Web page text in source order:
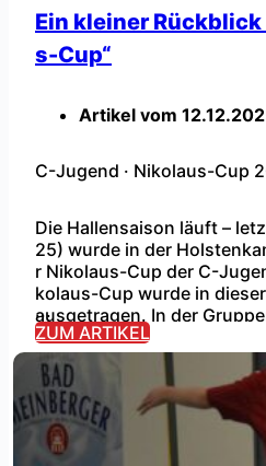
Ein kleiner
s-Cup“
Artikel vom
C-Jugend · Nikolaus-Cup
Die Hallensaison läuft –
25) wurde in der
r Nikolaus-Cup der C-
kolaus-Cup wurde in
ausgetragen. In der
Mannschaften, zum Teil
unterteilt in zwei Gruppen
ndrunde. In der Endrunde
Spielen, […]
...
ZUM ARTIKEL